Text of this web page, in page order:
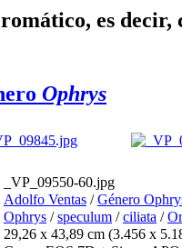
es
Ophrys
_VP_09550-60.jpg
Adolfo Ventas /Género
Ophrys /speculum /ciliata /
29,26 x 43,89 cm (3.456 x